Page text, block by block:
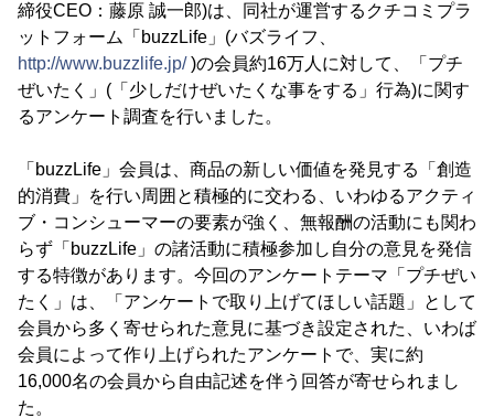
締役CEO：藤原 誠一郎)は、同社が運営するクチコミプラ
ットフォーム「buzzLife」(バズライフ、
http://www.buzzlife.jp/)の会員約16万人に対して、「プチ
ぜいたく」(「少しだけぜいたくな事をする」行為)に関す
るアンケート調査を行いました。
「buzzLife」会員は、商品の新しい価値を発見する「創造
的消費」を行い周囲と積極的に交わる、いわゆるアクティ
ブ・コンシューマーの要素が強く、無報酬の活動にも関わ
らず「buzzLife」の諸活動に積極参加し自分の意見を発信
する特徴があります。今回のアンケートテーマ「プチぜい
たく」は、「アンケートで取り上げてほしい話題」として
会員から多く寄せられた意見に基づき設定された、いわば
会員によって作り上げられたアンケートで、実に約
16,000名の会員から自由記述を伴う回答が寄せられまし
た。